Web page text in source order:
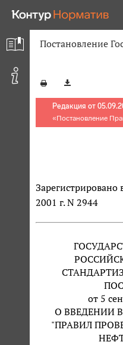
Постановление
Редакция от
«Постановление
2001 г. N 2944
от 5
О ВВЕДЕНИИ
"ПРАВИЛ